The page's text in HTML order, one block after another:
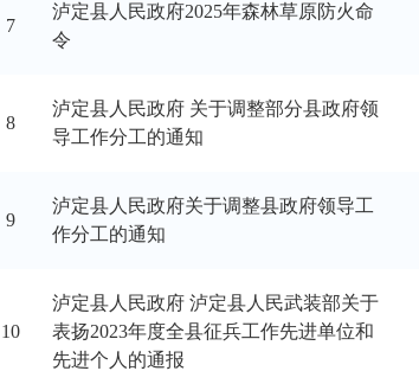
7
泸定县人民政府2025年森林草原防火命
令
8
泸定县人民政府 关于调整部分县政府领
导工作分工的通知
9
泸定县人民政府关于调整县政府领导工
作分工的通知
10
泸定县人民政府 泸定县人民武装部关于
表扬2023年度全县征兵工作先进单位和
先进个人的通报